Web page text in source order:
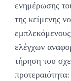
ενημέρωσης
της κείμενης
ελέγχων
τήρηση του
προτεραιότητα: